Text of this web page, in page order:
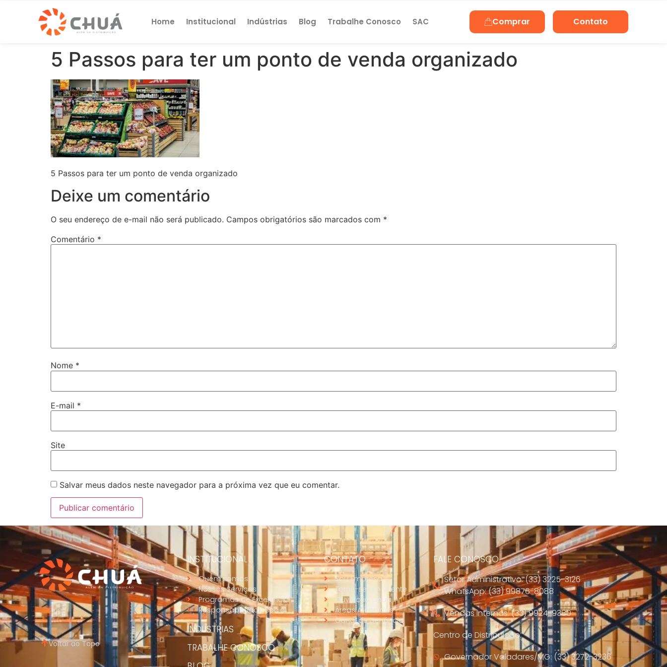
Home Institucional Indústrias Blog Trabalhe Conosco SAC Comprar Contato
5 Passos para ter um ponto de venda organizado
5 Passos para ter um ponto de venda organizado
Deixe um comentário
O seu endereço de e-mail não será publicado. Campos obrigatórios são marcados com *
Comentário *
Nome *
E-mail *
Site
Salvar meus dados neste navegador para a próxima vez que eu comentar.
Voltar ao Topo
INSTITUCIONAL
Quem somos
Nossos Serviços
Programas de Excelência
Responsabilidade Social
INDUSTRIAS
TRABALHE CONOSCO
CONTATO
Sou Empresa
Torne-se um Cliente
Ouvidoria Chuá
Áreas Atendidas
Canal de Denúncia
FALE CONOSCO
Setor Administrativo: (33) 3225-3126
WhatsApp: (33) 99876-8088
Vendas Internas: (33) 9924-9380
Centro de Distribuição:
Governador Valadares/MG: (33) 3272-3236